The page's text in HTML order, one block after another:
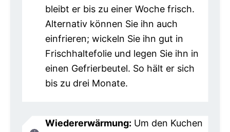
bleibt er bis zu einer Woche frisch.
Alternativ können Sie ihn auch
einfrieren; wickeln Sie ihn gut in
Frischhaltefolie und legen Sie ihn in
einen Gefrierbeutel. So hält er sich
bis zu drei Monate.
Wiedererwärmung: Um den Kuchen